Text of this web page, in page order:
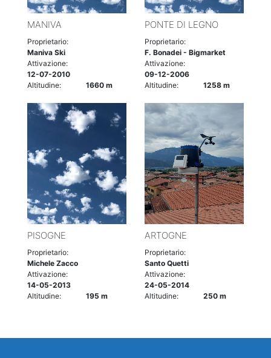
MANIVA
Proprietario:
Maniva Ski
Attivazione:
12-07-2010
Altitudine:
1660 m
PONTE DI LEGNO
Proprietario:
F. Bonadei - Bigmarket
Attivazione:
09-12-2006
Altitudine:
1258 m
PISOGNE
Proprietario:
Michele Zacco
Attivazione:
14-05-2013
Altitudine:
195 m
ARTOGNE
Proprietario:
Santo Quetti
Attivazione:
24-05-2014
Altitudine:
250 m